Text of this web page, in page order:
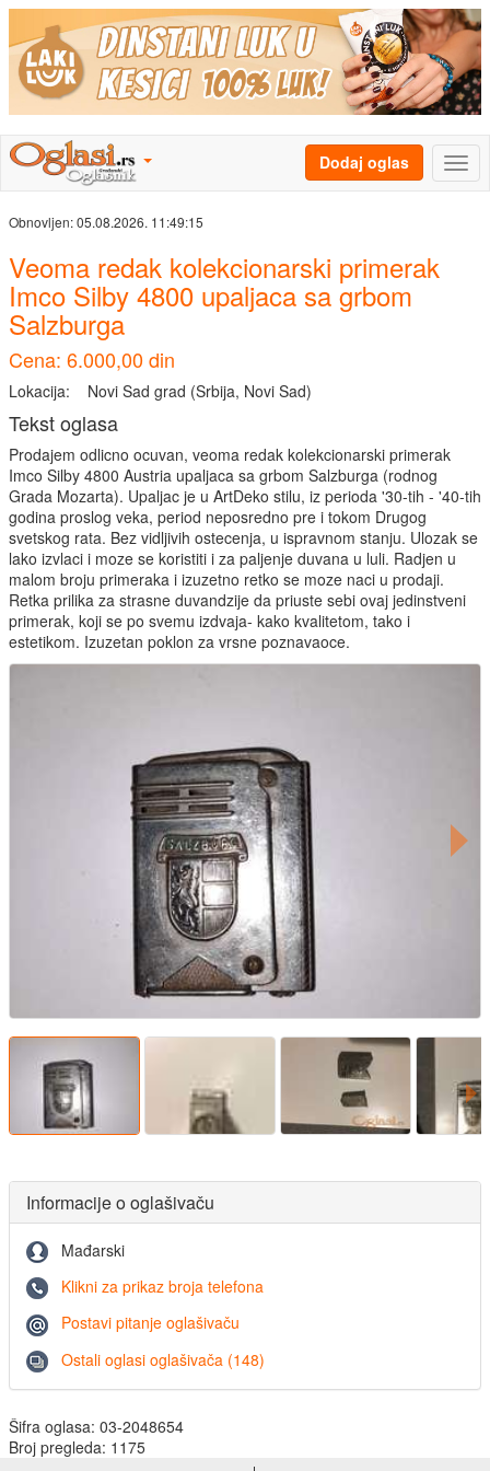
Dodaj oglas
Obnovljen:05.08.2026. 11:49:15
Veoma redak kolekcionarski primerak
Imco Silby 4800 upaljaca sa grbom
Salzburga
Cena: 6.000,00 din
Lokacija: Novi Sad grad (Srbija, Novi Sad)
Tekst oglasa
Prodajem odlicno ocuvan, veoma redak kolekcionarski primerak
Imco Silby 4800 Austria upaljaca sa grbom Salzburga (rodnog
Grada Mozarta). Upaljac je u ArtDeko stilu, iz perioda '30-tih - '40-tih
godina proslog veka, period neposredno pre i tokom Drugog
svetskog rata. Bez vidljivih ostecenja, u ispravnom stanju. Ulozak se
lako izvlaci i moze se koristiti i za paljenje duvana u luli. Radjen u
malom broju primeraka i izuzetno retko se moze naci u prodaji.
Retka prilika za strasne duvandzije da priuste sebi ovaj jedinstveni
primerak, koji se po svemu izdvaja- kako kvalitetom, tako i
estetikom. Izuzetan poklon za vrsne poznavaoce.
Informacije o oglašivaču
Mađarski
Klikni za prikaz broja telefona
Postavi pitanje oglašivaču
Ostali oglasi oglašivača (148)
Šifra oglasa: 03-2048654
Broj pregleda: 1175